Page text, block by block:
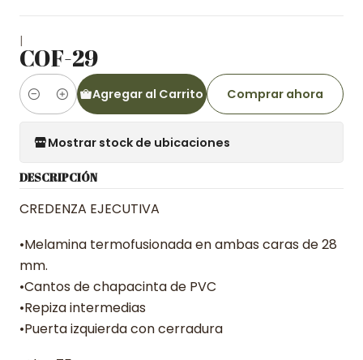
|
COF-29
Cantidad
Agregar al Carrito Comprar ahora
Mostrar stock de ubicaciones
DESCRIPCIÓN
CREDENZA EJECUTIVA
•Melamina termofusionada en ambas caras de 28
mm.
•Cantos de chapacinta de PVC
•Repiza intermedias
•Puerta izquierda con cerradura